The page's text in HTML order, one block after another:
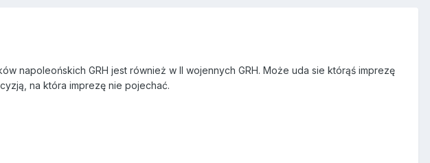
napoleońskich GRH jest również w II wojennych GRH. Może uda sie którąś imprezę
na która imprezę nie pojechać.